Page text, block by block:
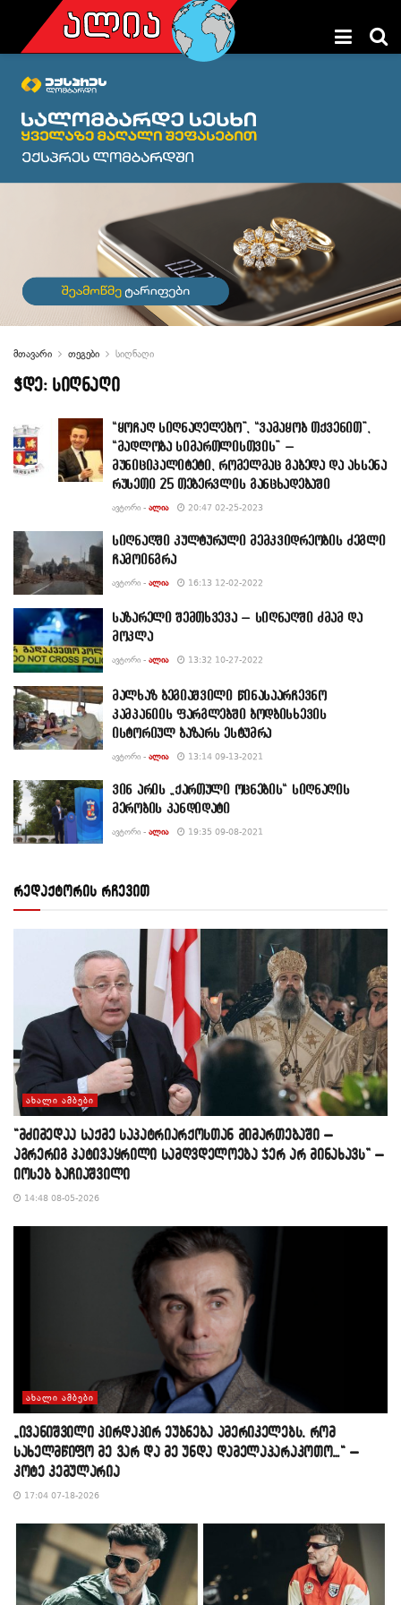
მთავარი თეგები სიღნაღი
ჭდე: სიღნაღი
“ყოჩაღ სიღნაღელებო”, “ვამაყობ თქვენით”,
“მადლობა სიმართლისთვის” –
მუნიციპალიტეტი, რომელმაც გაბედა და ახსენა
რუსეთი 25 თებერვლის განცხადებაში
ᲐᲕᲢᲝᲠᲘ - ᲐᲚᲘᲐ 20:47 02-25-2023
სიღნაღში კულტურული მემკვიდრეობის ძეგლი
ჩამოინგრა
ᲐᲕᲢᲝᲠᲘ - ᲐᲚᲘᲐ 16:13 12-02-2022
საზარელი შემთხვევა – სიღნაღში ძმამ და
მოკლა
ᲐᲕᲢᲝᲠᲘ - ᲐᲚᲘᲐ 13:32 10-27-2022
მალხაზ ბეგიაშვილი წინასაარჩევნო
კამპანიის ფარგლებში ბოდბისხევის
ისტორიულ ბაზარს ესტუმრა
ᲐᲕᲢᲝᲠᲘ - ᲐᲚᲘᲐ 13:14 09-13-2021
ვინ არის „ქართული ოცნების“ სიღნაღის
მერობის კანდიდატი
ᲐᲕᲢᲝᲠᲘ - ᲐᲚᲘᲐ 19:35 09-08-2021
რედაქტორის რჩევით
ᲐᲮᲐᲚᲘ ᲐᲛᲑᲔᲑᲘ
“მძიმედაა საქმე საპატრიარქოსთან მიმართებაში –
აგრერიგ პატივაყრილი სამღვდელოება ჯერ არ მინახავს” –
იოსებ ბაჩიაშვილი
14:48 08-05-2026
ᲐᲮᲐᲚᲘ ᲐᲛᲑᲔᲑᲘ
„ივანიშვილი პირდაპირ ეუბნება ამერიკელებს, რომ
სახელმწიფო მე ვარ და მე უნდა დამელაპარაკოთო…“ –
კოტე კემულარია
17:04 07-18-2026